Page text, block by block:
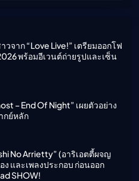
วจาก “Love Live!” เตรียมออกโฟ
พร้อมอีเวนต์ถ่ายรูปและเซ็น
– End Of Night” เผยตัวอย่าง
กย์หลัก
No Arrietty” (อาริเอตตี้ผจญ
ง และเพลงประกอบ ก่อนออก
SHOW!